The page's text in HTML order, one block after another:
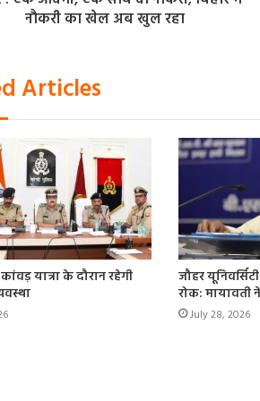
नौकरी का खेल अब खुल रहा
Articles
यात्रा के दौरान रहेगी
जौहर
रोक:
July 28, 2026